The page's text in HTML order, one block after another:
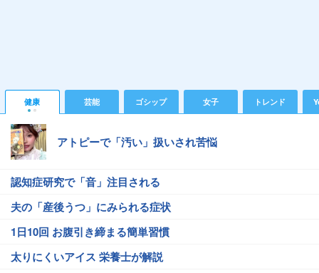
健康 芸能 ゴシップ 女子 トレンド
アトピーで「汚い」扱いされ苦悩
認知症研究で「音」注目される
夫の「産後うつ」にみられる症状
1日10回 お腹引き締まる簡単習慣
太りにくいアイス 栄養士が解説